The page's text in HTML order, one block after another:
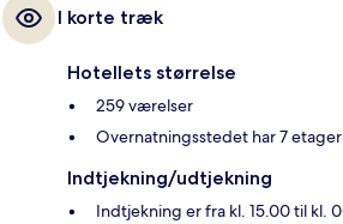
I korte træk
Hotellets størrelse
259 værelser
Overnatningsstedet har 7 etager
Indtjekning/udtjekning
Indtjekning er fra kl. 15.00 til kl.